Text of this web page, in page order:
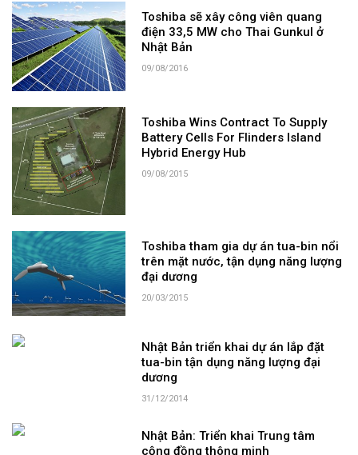
Toshiba sẽ xây công viên quang
điện 33,5 MW cho Thai Gunkul ở
Nhật Bản
09/08/2016
Toshiba Wins Contract To Supply
Battery Cells For Flinders Island
Hybrid Energy Hub
09/08/2015
Toshiba tham gia dự án tua-bin nổi
trên mặt nước, tận dụng năng lượng
đại dương
20/03/2015
Nhật Bản triển khai dự án lắp đặt
tua-bin tận dụng năng lượng đại
dương
31/12/2014
Nhật Bản: Triển khai Trung tâm
cộng đồng thông minh